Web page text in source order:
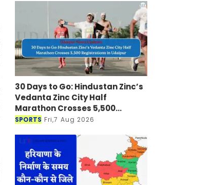
30 Days to Go: Hindustan Zinc’s
Vedanta Zinc City Half
Marathon Crosses 5,500
Registrations in Udaipur
SPORTS Fri,7 Aug 2026